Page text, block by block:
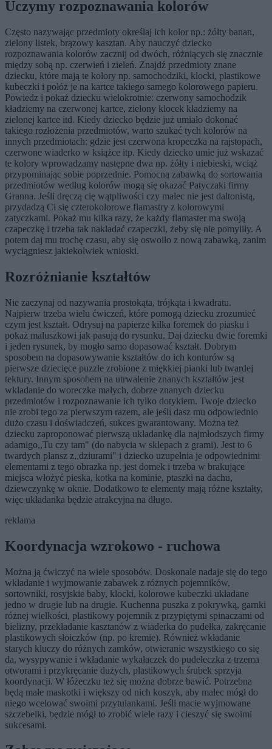
Uczymy rozpoznawania kolorów
Często nazywając przedmioty określaj ich kolor np.: żółty banan,
zielony listek, brązowy kasztan. Aby nauczyć dziecko
rozpoznawania kolorów zacznij od dwóch, różniących się znacznie
między sobą np. czerwień i zieleń. Znajdź przedmioty znane
dziecku, które mają te kolory np. samochodziki, klocki, plastikowe
kubeczki i połóż je na kartce takiego samego kolorowego papieru.
Powiedz i pokaż dziecku wielokrotnie: czerwony samochodzik
kładziemy na czerwonej kartce, zielony klocek kładziemy na
zielonej kartce itd. Kiedy dziecko będzie już umiało dokonać
takiego rozłożenia przedmiotów, warto szukać tych kolorów na
innych przedmiotach: gdzie jest czerwona kropeczka na rajstopach,
czerwone wiaderko w książce itp. Kiedy dziecko umie już wskazać
te kolory wprowadzamy następne dwa np. żółty i niebieski, wciąż
przypominając sobie poprzednie. Pomocną zabawką do sortowania
przedmiotów według kolorów mogą się okazać Patyczaki firmy
Granna. Jeśli dręczą cię wątpliwości czy malec nie jest daltonistą,
przydadzą Ci się czterokolorowe flamastry z kolorowymi
zatyczkami. Pokaż mu kilka razy, że każdy flamaster ma swoją
czapeczkę i trzeba tak nakładać czapeczki, żeby się nie pomyliły. A
potem daj mu trochę czasu, aby się oswoiło z nową zabawką, zanim
wyciągniesz jakiekolwiek wnioski.
Rozróżnianie kształtów
Nie zaczynaj od nazywania prostokąta, trójkąta i kwadratu.
Najpierw trzeba wielu ćwiczeń, które pomogą dziecku zrozumieć
czym jest kształt. Odrysuj na papierze kilka foremek do piasku i
pokaż maluszkowi jak pasują do rysunku. Daj dziecku dwie foremki
i jeden rysunek, by mogło samo dopasować kształt. Dobrym
sposobem na dopasowywanie kształtów do ich konturów są
pierwsze dziecięce puzzle zrobione z miękkiej pianki lub twardej
tektury. Innym sposobem na utrwalenie znanych kształtów jest
wkładanie do woreczka małych, dobrze znanych dziecku
przedmiotów i rozpoznawanie ich tylko dotykiem. Twoje dziecko
nie zrobi tego za pierwszym razem, ale jeśli dasz mu odpowiednio
dużo czasu i doświadczeń, sukces gwarantowany. Można też
dziecku zaproponować pierwszą układankę dla najmłodszych firmy
adamigo,,Tu czy tam" (do nabycia w sklepach z grami). Jest to 6
twardych plansz z,,dziurami" i dziecko uzupełnia je odpowiednimi
elementami z tego obrazka np. jest domek i trzeba w brakujące
miejsca włożyć pieska, kotka na kominie, ptaszki na dachu,
dziewczynkę w oknie. Dodatkowo te elementy mają różne kształty,
więc układanka będzie atrakcyjna na długo.
reklama
Koordynacja wzrokowo - ruchowa
Można ją ćwiczyć na wiele sposobów. Doskonale nadaje się do tego
wkładanie i wyjmowanie zabawek z różnych pojemników,
sortowniki, rosyjskie baby, klocki, kolorowe kubeczki układane
jedno w drugie lub na drugie. Kuchenna puszka z pokrywką, garnki
różnej wielkości, plastikowy pojemnik z przypiętymi spinaczami od
bielizny, przekładanie kasztanów z wiaderka do pudełka, zakręcanie
plastikowych słoiczków (np. po kremie). Również wkładanie
starych kluczy do różnych zamków, otwieranie wszystkiego co się
da, wysypywanie i wkładanie wykałaczek do pudełeczka z trzema
otworami i przykręcanie dużych, plastikowych śrubek sprzyja
koordynacji. W łóżeczku też się można dobrze bawić. Potrzebna
będą małe maskotki i większy od nich koszyk, aby malec mógł do
niego wcelować swoimi przytulankami. Jeśli macie wyjmowane
szczebelki, będzie mógł to zrobić wiele razy i cieszyć się swoimi
sukcesami.